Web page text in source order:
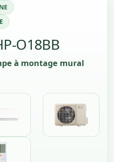
O18BB
à montage mural